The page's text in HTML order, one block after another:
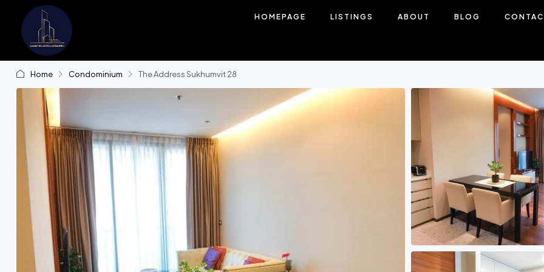
HOMEPAGE LISTINGS ABOUT BLOG
Home Condominium The Address Sukhumvit 28